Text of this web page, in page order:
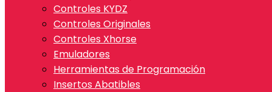
Controles KYDZ
Controles Originales
Controles Xhorse
Emuladores
Herramientas de Programación
Insertos Abatibles